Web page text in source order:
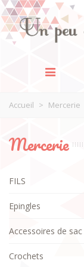
Accueil > Mercerie
Mercerie
FILS
Epingles
Accessoires de sac
Crochets